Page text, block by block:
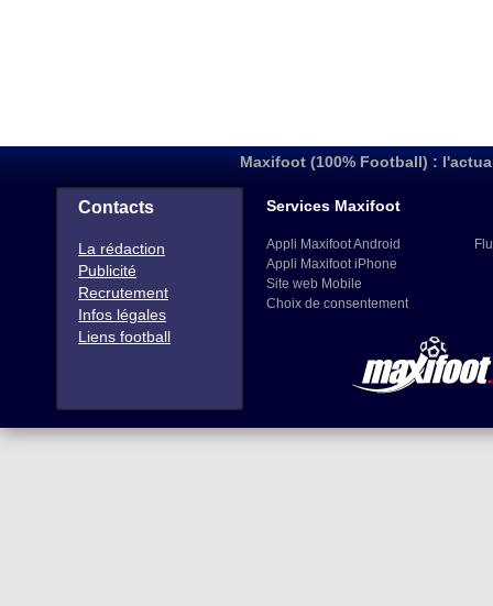
Maxifoot (100% Football) :
Contacts
La rédaction
Publicité
Recrutement
Infos légales
Liens football
Services Maxifoot
Appli Maxifoot Android
Appli Maxifoot iPhone
Site web Mobile
Choix de consentement